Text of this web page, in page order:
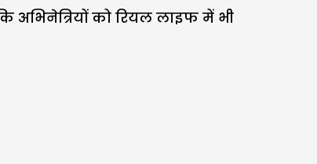
अभिनेत्रियों को रियल लाइफ में भी